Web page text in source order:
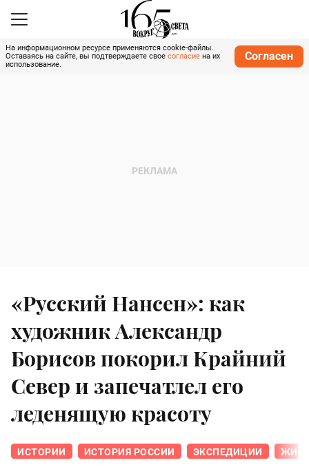
На информационном ресурсе применяются cookie-файлы.
Оставаясь на сайте, вы подтверждаете свое согласие на их
использование.
Согласен
«Русский Нансен»: как
художник Александр
Борисов покорил Крайний
Север и запечатлел его
леденящую красоту
ИСТОРИИ ИСТОРИЯ РОССИИ ЭКСПЕДИЦИИ